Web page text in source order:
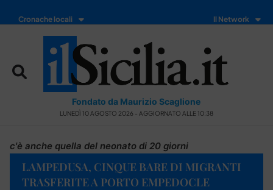
Cronache locali Il Network
Fondato da Maurizio Scaglione
LUNEDÌ 10 AGOSTO 2026 - AGGIORNATO ALLE 10:38
c'è anche quella del neonato di 20 giorni
LAMPEDUSA, CINQUE BARE DI MIGRANTI
TRASFERITE A PORTO EMPEDOCLE